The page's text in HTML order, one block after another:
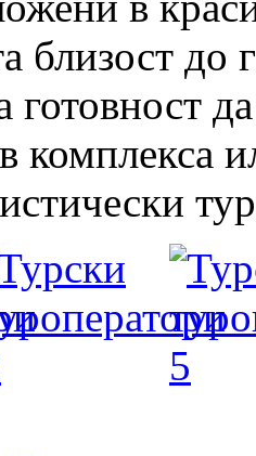
близост до
готовност
комплекса